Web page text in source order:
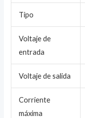
Tipo
Voltaje de
entrada
Voltaje de salida
Corriente
máxima